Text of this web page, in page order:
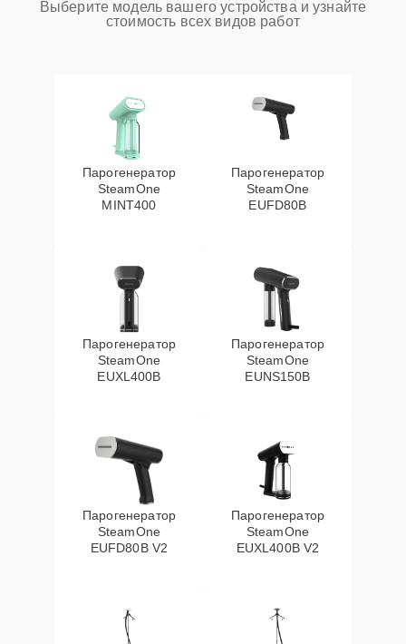
Выберите модель вашего устройства и узнайте
стоимость всех видов работ
Парогенератор
SteamOne
MINT400
Парогенератор
SteamOne
EUFD80B
Парогенератор
SteamOne
EUXL400B
Парогенератор
SteamOne
EUNS150B
Парогенератор
SteamOne
EUFD80B V2
Парогенератор
SteamOne
EUXL400B V2